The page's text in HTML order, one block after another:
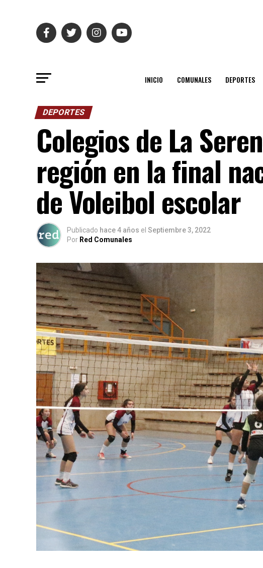
INICIO COMUNALES DEPORTES
DEPORTES
Colegios de La
región en la final
de Voleibol escolar
Publicado hace 4 años el Septiembre 3, 2022
Por Red Comunales